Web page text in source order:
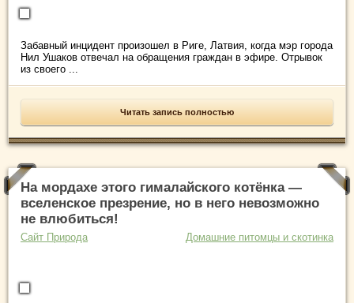
Забавный инцидент произошел в Риге, Латвия, когда мэр города
Нил Ушаков отвечал на обращения граждан в эфире. Отрывок
из своего ...
Читать запись полностью
На мордахе этого гималайского котёнка —
вселенское презрение, но в него невозможно
не влюбиться!
Сайт Природа Домашние питомцы и скотинка